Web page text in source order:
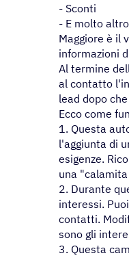
- Sconti
- E molto
Maggiore è il
informazioni
Al termine
al contatto
lead dopo
Ecco come
1. Questa
l'aggiunta di
esigenze.
una
2. Durante
interessi.
contatti.
sono gli
3. Questa